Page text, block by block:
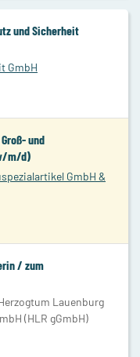
und Sicherheit
GmbH
und
m/d)
GmbH &
/ zum
Lauenburg
(HLR gGmbH)